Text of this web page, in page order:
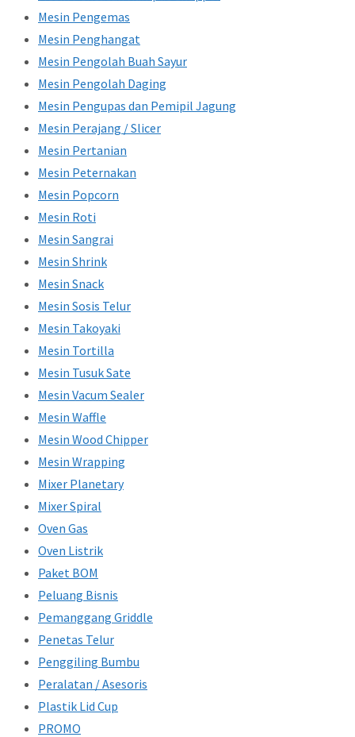
Mesin Pengemas
Mesin Penghangat
Mesin Pengolah Buah Sayur
Mesin Pengolah Daging
Mesin Pengupas dan Pemipil Jagung
Mesin Perajang / Slicer
Mesin Pertanian
Mesin Peternakan
Mesin Popcorn
Mesin Roti
Mesin Sangrai
Mesin Shrink
Mesin Snack
Mesin Sosis Telur
Mesin Takoyaki
Mesin Tortilla
Mesin Tusuk Sate
Mesin Vacum Sealer
Mesin Waffle
Mesin Wood Chipper
Mesin Wrapping
Mixer Planetary
Mixer Spiral
Oven Gas
Oven Listrik
Paket BOM
Peluang Bisnis
Pemanggang Griddle
Penetas Telur
Penggiling Bumbu
Peralatan / Asesoris
Plastik Lid Cup
PROMO